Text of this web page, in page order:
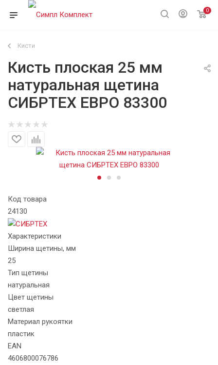
0
Кисти
Кисть плоская 25 мм
натуральная щетина
СИБРТЕХ ЕВРО 83300
Код товара
24130
Характеристики
Ширина щетины, мм
25
Тип щетины
натуральная
Цвет щетины
светлая
Материал рукоятки
пластик
EAN
4606800076786